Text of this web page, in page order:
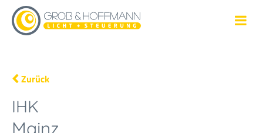
Zurück
IHK
Mainz